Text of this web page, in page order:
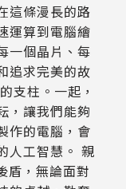
這條漫長的路
運算到電腦繪
一個晶片、每
追求完美的故
支柱。一起，
，讓我們能夠
作的電腦，會
人工智慧。 親
盾，無論面對